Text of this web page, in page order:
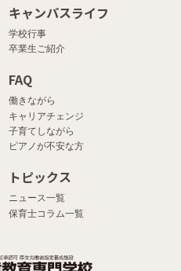
キャンパスライフ
学校行事
卒業生ご紹介
FAQ
働きながら
キャリアチェンジ
子育てしながら
ピアノが不安な方
トピックス
ニュース一覧
保育士コラム一覧